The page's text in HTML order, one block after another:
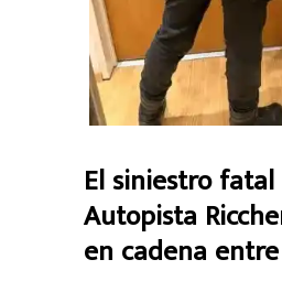
El siniestro
Autopista
en cadena